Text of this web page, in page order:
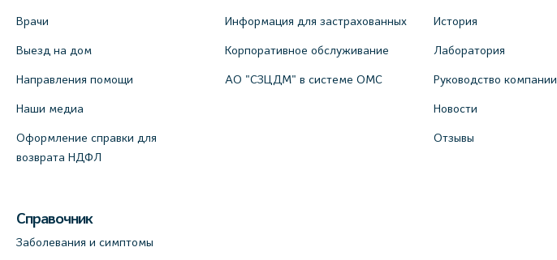
Врачи
Выезд на дом
Направления помощи
Наши медиа
Оформление справки для
возврата НДФЛ
Справочник
Заболевания и симптомы
Информация для застрахованных
Корпоративное обслуживание
АО "СЗЦДМ" в системе ОМС
История
Лаборатория
Руководство компании
Новости
Отзывы